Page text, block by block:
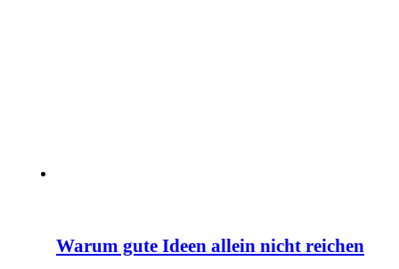
Warum gute Ideen allein nicht reichen